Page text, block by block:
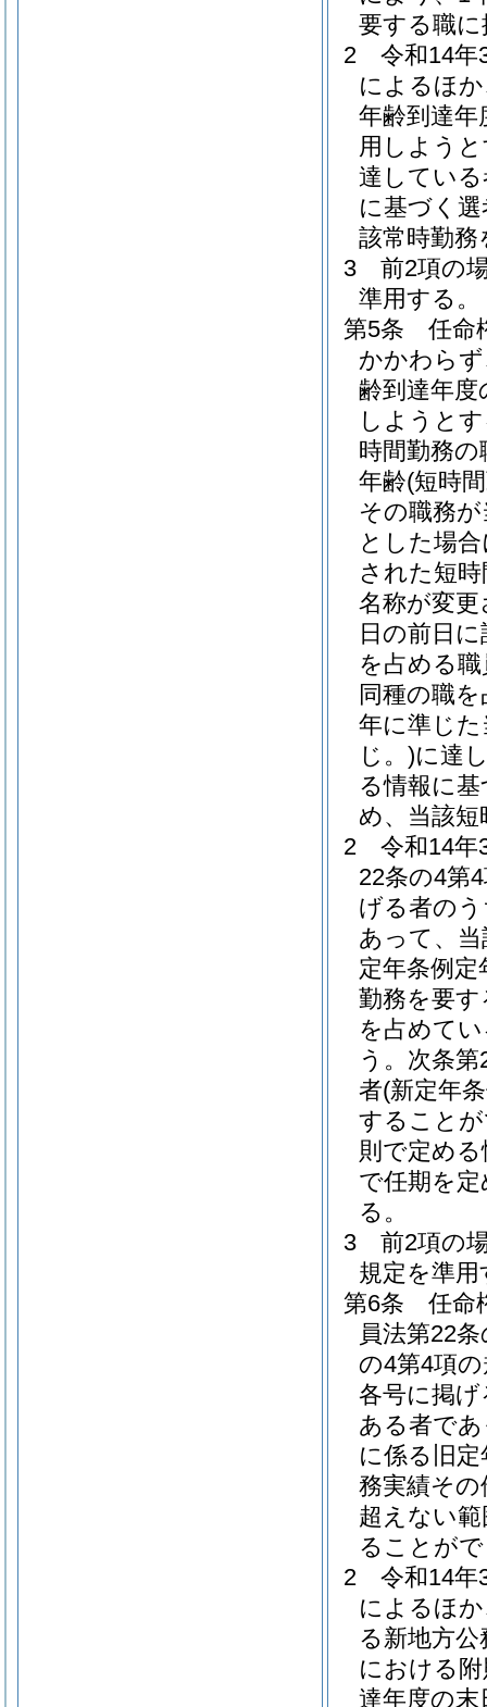
要する職
2
令和14年
によるほ
年齢到達
用しよう
達してい
に基づく
該常時勤
3
前2項の
準用する。
第5条
任命
かかわら
齢到達年
しようと
時間勤務
年齢(短時
その職務
とした場
された短
名称が変
日の前日
を占める
同種の職
年に準じ
じ。)に達
る情報に
め、当該
2
令和14年
22条の4第
げる者の
あって、
定年条例定
勤務を要
を占めて
う。次条
者(新定年
すること
則で定め
で任期を
る。
3
前2項の
規定を準用
第6条
任命
員法第22
の4第4項
各号に掲
ある者で
に係る旧
務実績そ
超えない
ることが
2
令和14年
によるほ
る新地方
における
達年度の